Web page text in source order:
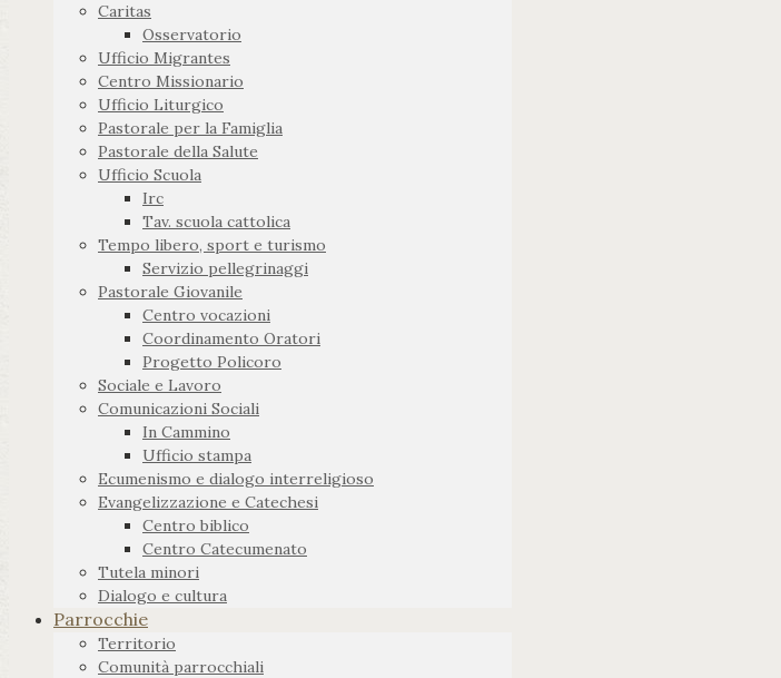
Caritas
Osservatorio
Ufficio Migrantes
Centro Missionario
Ufficio Liturgico
Pastorale per la Famiglia
Pastorale della Salute
Ufficio Scuola
Irc
Tav. scuola cattolica
Tempo libero, sport e turismo
Servizio pellegrinaggi
Pastorale Giovanile
Centro vocazioni
Coordinamento Oratori
Progetto Policoro
Sociale e Lavoro
Comunicazioni Sociali
In Cammino
Ufficio stampa
Ecumenismo e dialogo interreligioso
Evangelizzazione e Catechesi
Centro biblico
Centro Catecumenato
Tutela minori
Dialogo e cultura
Parrocchie
Territorio
Comunità parrocchiali